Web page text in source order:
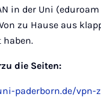
in der Uni
zu Hause aus
haben.
die Seiten:
paderborn.de/vpn-